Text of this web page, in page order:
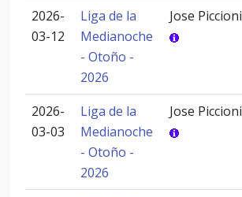
2026-
03-12
Liga de la
Medianoche
- Otoño -
2026
Jose Piccioni
2026-
03-03
Liga de la
Medianoche
- Otoño -
2026
Jose Piccioni